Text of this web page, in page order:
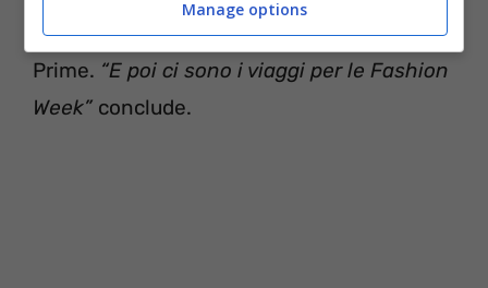
serieThe Ferragnezche presto uscirà su
Prime. “E poi ci sono i viaggi per le Fashion
Week” conclude.
Manage options